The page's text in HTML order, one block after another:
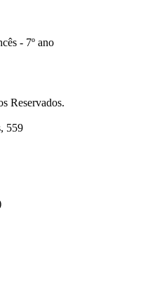
- 7º ano
Reservados.
559